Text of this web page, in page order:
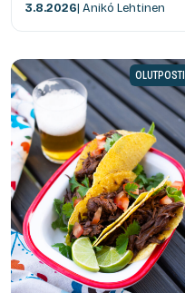
3.8.2026| Anikó Lehtinen
OLUTPOSTI